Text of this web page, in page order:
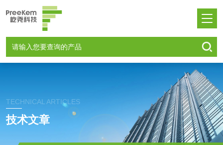
TECHNICAL ARTICLES
技术文章